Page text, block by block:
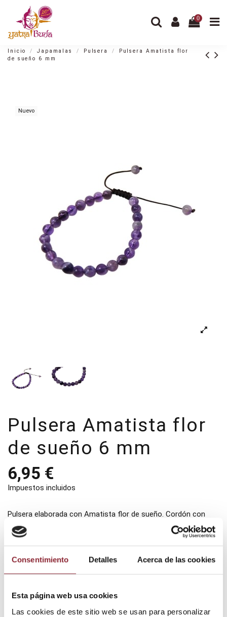
Consentimiento Detalles Acerca de las cookies
Esta página web usa cookies
Las cookies de este sitio web se usan para personalizar
0
Inicio Japamalas Pulsera
Pulsera Amatista flor
de sueño 6 mm
Nuevo
Pulsera Amatista flor
de sueño 6 mm
6,95 €
Impuestos incluidos
Pulsera elaborada con Amatista flor de sueño. Cordón con
cierre ajustable
Añadir al carrito